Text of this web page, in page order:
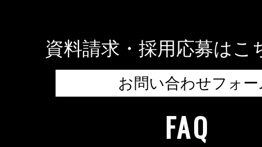
資料請求・採用応募はこ
お問い合わせフォー
FAQ